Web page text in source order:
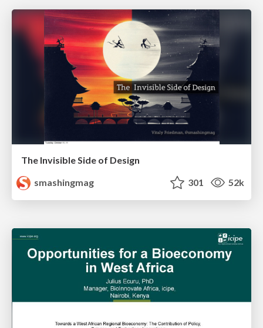
The Invisible Side of Design
smashingmag
301 52k